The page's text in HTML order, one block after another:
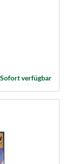
Sofort verfügbar